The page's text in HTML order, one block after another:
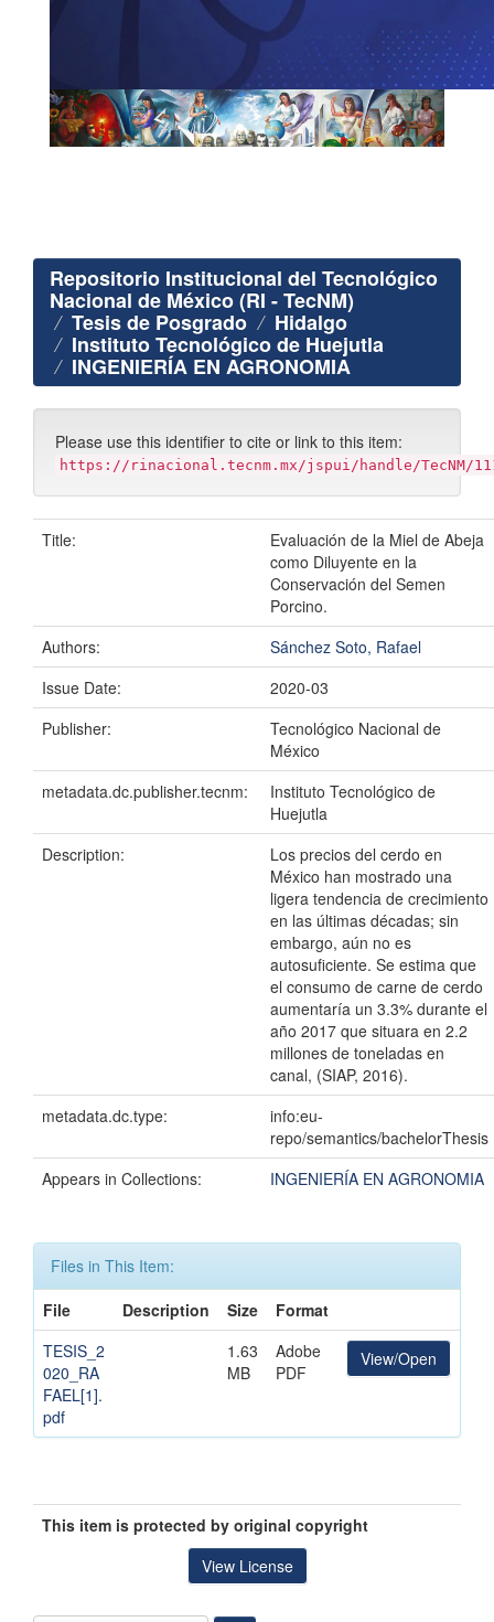
Repositorio Institucional del Tecnológico
Nacional de México (RI - TecNM)
Tesis de Posgrado Hidalgo
Instituto Tecnológico de Huejutla
INGENIERÍA EN AGRONOMIA
Please use this identifier to cite or link to this item:
https://rinacional.tecnm.mx/jspui/handle/TecNM/
Title:
Evaluación de la Miel de Abeja
como Diluyente en la
Conservación del Semen
Porcino.
Authors:
Sánchez Soto, Rafael
Issue Date:
2020-03
Publisher:
Tecnológico Nacional de
México
metadata.dc.publisher.tecnm:
Instituto Tecnológico de
Huejutla
Description:
Los precios del cerdo en
México han mostrado una
ligera tendencia de crecimiento
en las últimas décadas; sin
embargo, aún no es
autosuficiente. Se estima que
el consumo de carne de cerdo
aumentaría un 3.3% durante el
año 2017 que situara en 2.2
millones de toneladas en
canal, (SIAP, 2016).
metadata.dc.type:
info:eu-
repo/semantics/bachelorThesis
Appears in Collections:
INGENIERÍA EN AGRONOMIA
Files in This Item:
File
Description Size
Format
TESIS_2
020_RA
FAEL[1].
pdf
1.63
MB
Adobe
PDF
View/Open
This item is protected by original copyright
View License